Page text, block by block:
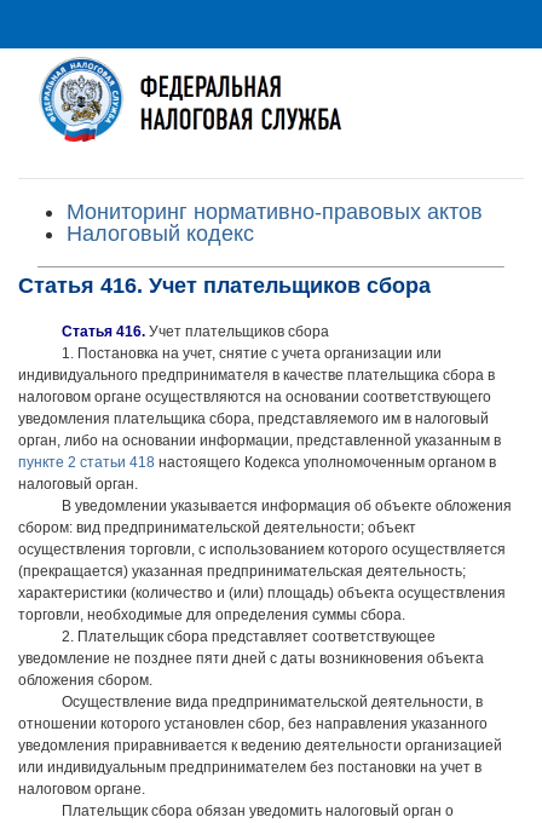
Мониторинг нормативно-правовых актов
Налоговый кодекс
Статья 416. Учет плательщиков сбора
Статья 416. Учет плательщиков сбора
1. Постановка на учет, снятие с учета организации или
индивидуального предпринимателя в качестве плательщика сбора в
налоговом органе осуществляются на основании соответствующего
уведомления плательщика сбора, представляемого им в налоговый
орган, либо на основании информации, представленной указанным в
пункте 2 статьи 418 настоящего Кодекса уполномоченным органом в
налоговый орган.
В уведомлении указывается информация об объекте обложения
сбором: вид предпринимательской деятельности; объект
осуществления торговли, с использованием которого осуществляется
(прекращается) указанная предпринимательская деятельность;
характеристики (количество и (или) площадь) объекта осуществления
торговли, необходимые для определения суммы сбора.
2. Плательщик сбора представляет соответствующее
уведомление не позднее пяти дней с даты возникновения объекта
обложения сбором.
Осуществление вида предпринимательской деятельности, в
отношении которого установлен сбор, без направления указанного
уведомления приравнивается к ведению деятельности организацией
или индивидуальным предпринимателем без постановки на учет в
налоговом органе.
Плательщик сбора обязан уведомить налоговый орган о